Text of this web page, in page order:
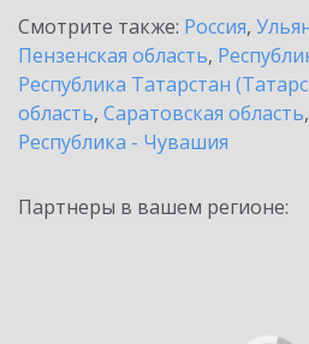
Смотрите также: Россия,
Пензенская область,
Республика Татарстан
область, Саратовская область,
Республика - Чувашия
Партнеры в вашем регионе: